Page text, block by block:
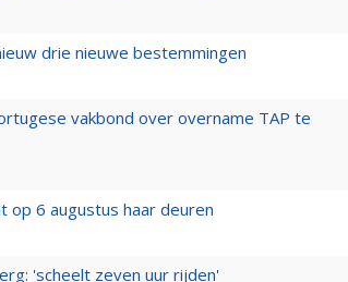
drie nieuwe bestemmingen
vakbond over overname TAP te
op 6 augustus haar deuren
'scheelt zeven uur rijden'